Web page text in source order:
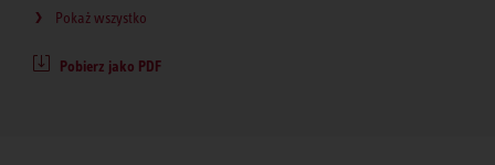
Pokaż wszystko
Pobierz jako PDF